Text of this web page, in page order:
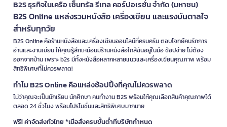
B2S ธุรกิจในเครือ เซ็นทรัล รีเทล คอร์ปอเรชั่น จำกัด (มหาชน)
B2S Online แหล่งรวมหนังสือ เครื่องเขียน และแรงบันดาลใจ
สำหรับทุกวัย
B2S Online คือร้านหนังสือและเครื่องเขียนออนไลน์ที่ครบครัน ตอบโจทย์คนรักการ
อ่านและงานเขียน ให้คุณรู้สึกเหมือนมีร้านหนังสือใกล้ฉันอยู่ในมือ ช้อปง่าย ไม่ต้อง
ออกจากบ้าน เพราะ b2s มีทั้งหนังสือหลากหลายแนวและเครื่องเขียนคุณภาพ พร้อม
สิทธิพิเศษที่ไม่ควรพลาด!
ทำไม B2S Online คือแหล่งช้อปปิ้งที่คุณไม่ควรพลาด
ไม่ว่าคุณจะเป็นนักเรียน นักศึกษา คนทำงาน B2S พร้อมให้คุณเลือกสินค้าคุณภาพได้
ตลอด 24 ชั่วโมง พร้อมโปรโมชั่นและสิทธิพิเศษมากมาย
ฟรี! ค่าจัดส่งทั่วไทย *เมื่อสั่งครบขั้นต่ำที่บริษัทกำหนด